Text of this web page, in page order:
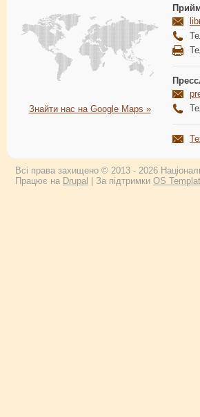
Знайти нас на Google Maps »
Всі права захищено © 2013 - 2026
Працює на Drupal | За підтримки OS